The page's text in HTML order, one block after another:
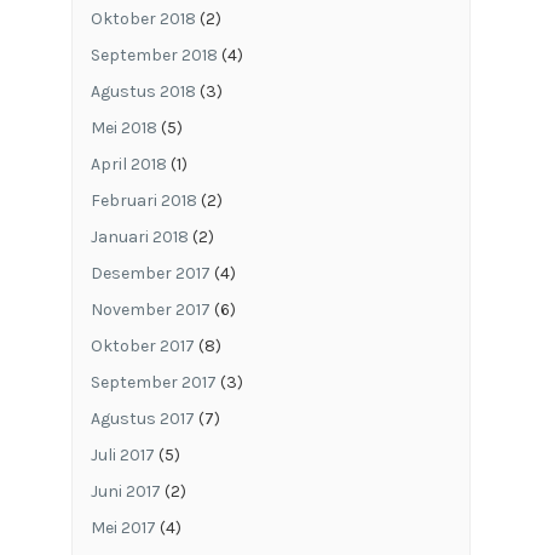
Oktober 2018 (2)
September 2018 (4)
Agustus 2018 (3)
Mei 2018 (5)
April 2018 (1)
Februari 2018 (2)
Januari 2018 (2)
Desember 2017 (4)
November 2017 (6)
Oktober 2017 (8)
September 2017 (3)
Agustus 2017 (7)
Juli 2017 (5)
Juni 2017 (2)
Mei 2017 (4)